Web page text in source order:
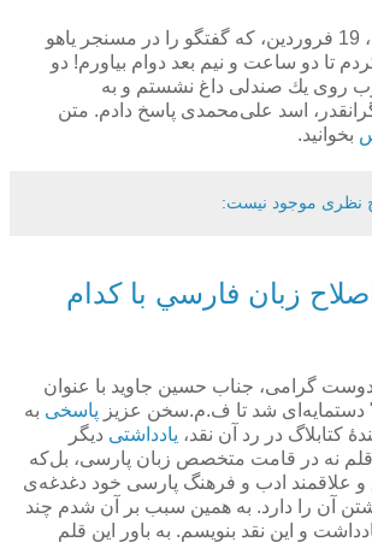
ساعت 9 جمعه شب، 19 فروردین، كه گفتگو را در مسنجر یاهو
تا دو ساعت و نیم بعد دوام بیاورم! دو
روی یك صندلی داغ نشستم و به
اسد علی‌محمدی پاسخ دادم. متن
بخوانید.
نظری موجود نیست:
زبان فارسي با كدام
گرامی، جناب حسین جاوید با عنوان
دستمایه‌ای شد تا ف.م.سخن عزیز پاسخی به
كتابلاگ در رد آن نقد، یادداشتی دیگر
نه در قامت متخصص زبان پارسی، بل‌كه
ادب و فرهنگ پارسی خود دغدغه‌ی
آن را دارد. به همین سبب بر آن شدم چند
و این نقد بنویسم. به باور این قلم